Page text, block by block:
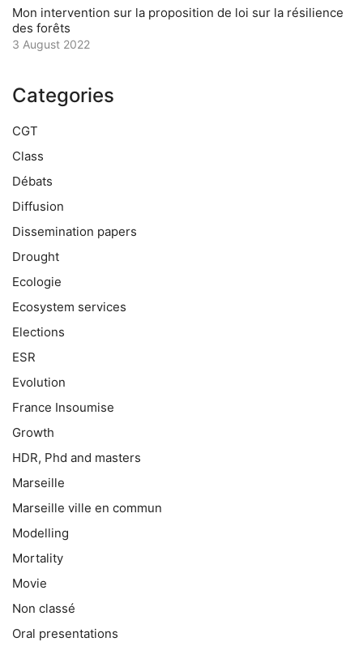
Mon intervention sur la proposition de loi sur la résilience
des forêts
3 August 2022
Categories
CGT
Class
Débats
Diffusion
Dissemination papers
Drought
Ecologie
Ecosystem services
Elections
ESR
Evolution
France Insoumise
Growth
HDR, Phd and masters
Marseille
Marseille ville en commun
Modelling
Mortality
Movie
Non classé
Oral presentations